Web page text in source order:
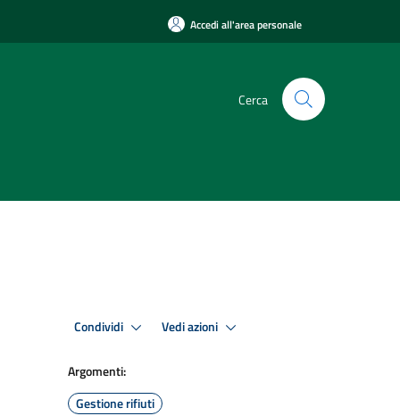
Accedi all'area personale
Cerca
Condividi Vedi azioni
Argomenti:
Gestione rifiuti